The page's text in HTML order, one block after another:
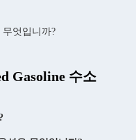
엇입니까?
Gasoline 수소